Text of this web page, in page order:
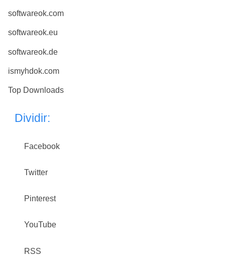
softwareok.com
softwareok.eu
softwareok.de
ismyhdok.com
Top Downloads
Dividir:
Facebook
Twitter
Pinterest
YouTube
RSS